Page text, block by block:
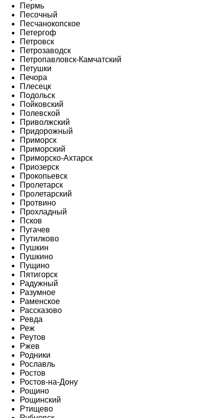
Пермь
Песочный
Песчанокопское
Петергоф
Петровск
Петрозаводск
Петропавловск-Камчатский
Петушки
Печора
Плесецк
Подольск
Пойковский
Полевской
Приволжский
Придорожный
Приморск
Приморский
Приморско-Ахтарск
Приозерск
Прокопьевск
Пролетарск
Пролетарский
Протвино
Прохладный
Псков
Пугачев
Путилково
Пушкин
Пушкино
Пущино
Пятигорск
Радужный
Разумное
Раменское
Рассказово
Ревда
Реж
Реутов
Ржев
Родники
Рославль
Ростов
Ростов-на-Дону
Рощино
Рощинский
Ртищево